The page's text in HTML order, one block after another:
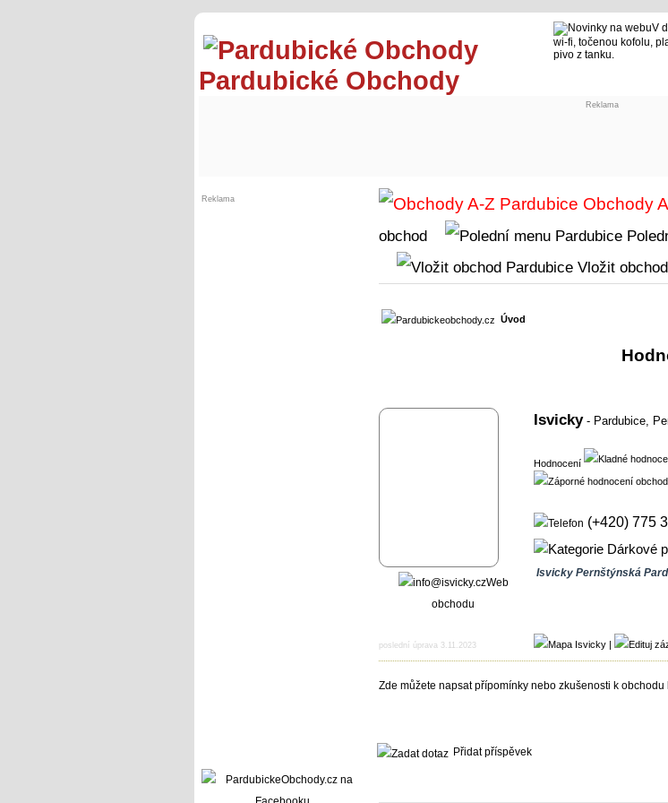
Pardubické Obchody
V
wi-fi, točenou kofolu,
pivo z tanku.
Reklama
Reklama Obchody
obchod
Vložit obchod
Úvod
Web
obchodu
Isvicky- Pardubice,
Hodnocení
(+420) 775
Isvicky Pernštýnská
poslední úprava 3.11.2023 |
Zde můžete napsat přípomínky nebo zkušenosti k obchodu
Přidat příspěvek